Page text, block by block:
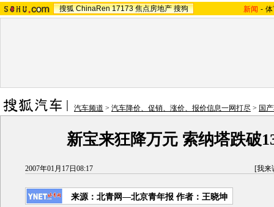
搜狐 ChinaRen 17173 焦点房地产 搜狗 新闻 -
汽车频道 > 汽车降价、促销、涨价、报价信息一网打尽 > 国
新宝来狂降万元 索纳塔跌破
2007年01月17日08:17 [我来
来源：北青网—北京青年报 作者：王晓坤